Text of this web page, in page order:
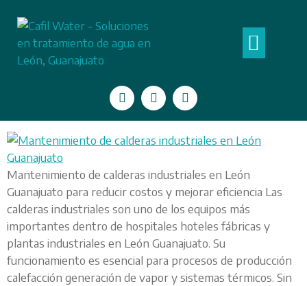
Categoría:Calderas
Mantenimiento de calderas
industriales en León Guanajuato
Mantenimiento de calderas industriales en León
Guanajuato para reducir costos y mejorar eficiencia Las
calderas industriales son uno de los equipos más
importantes dentro de hospitales hoteles fábricas y
plantas industriales en León Guanajuato. Su
funcionamiento es esencial para procesos de producción
calefacción generación de vapor y sistemas térmicos. Sin